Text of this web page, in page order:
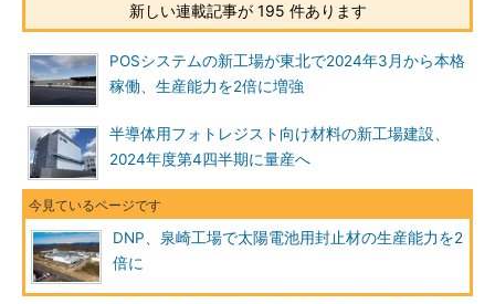
新しい連載記事が 195 件あります
POSシステムの新工場が東北で2024年3月から本格
稼働、生産能力を2倍に増強
半導体用フォトレジスト向け材料の新工場建設、
2024年度第4四半期に量産へ
DNP、泉崎工場で太陽電池用封止材の生産能力を2
倍に